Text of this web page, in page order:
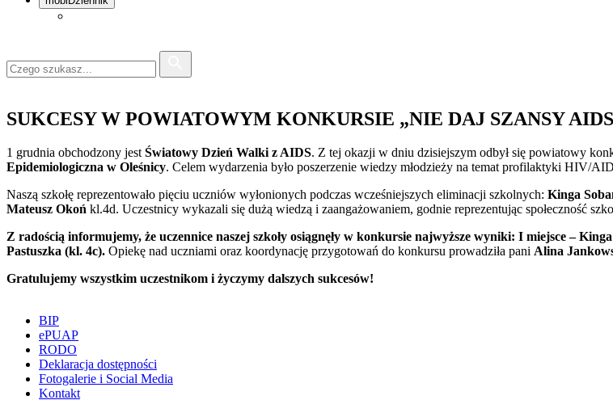
SUKCESY W POWIATOWYM KONKURSIE „NIE DAJ SZANSY
1 grudnia obchodzony jestŚwiatowy Dzień Walki z AIDS. Z tej okazji w dniu dzisiejszym odbył się powiatowy
Epidemiologiczna w Oleśnicy. Celem wydarzenia było poszerzenie wiedzy młodzieży na temat profilaktyki HIV/
Naszą szkołę reprezentowało pięciu uczniów wyłonionych podczas wcześniejszych eliminacji szkolnych: Kinga
Mateusz Okoń kl.4d. Uczestnicy wykazali się dużą wiedzą i zaangażowaniem, godnie reprezentując społeczność
Z radością informujemy, że uczennice naszej szkoły osiągnęły w konkursie najwyższe wyniki: I miejsce –
Pastuszka (kl. 4c). Opiekę nad uczniami oraz koordynację przygotowań do konkursu prowadziła pani Alina
Gratulujemy wszystkim uczestnikom i życzymy dalszych sukcesów!
BIP
ePUAP
RODO
Deklaracja dostępności
Fotogalerie i Social Media
Kontakt